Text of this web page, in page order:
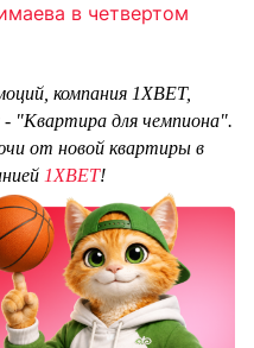
в четвертом
компания 1XBET,
- "Квартира для чемпиона".
от новой квартиры в
1XBET!